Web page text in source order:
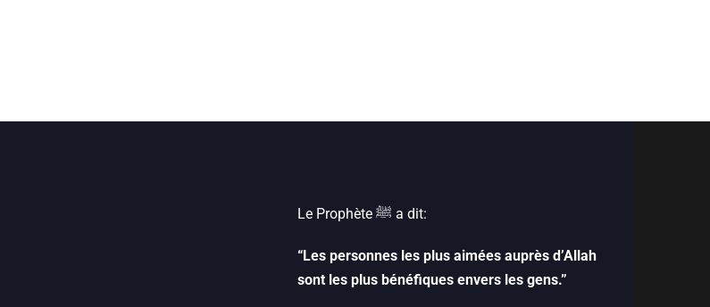
Le Prophète ﷺ‎ a dit:
“Les personnes les plus aimées auprès d’Allah
sont les plus bénéfiques envers les gens.”